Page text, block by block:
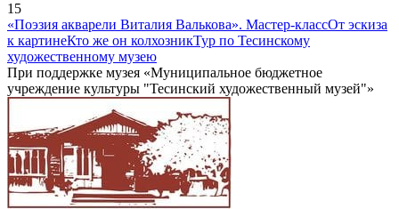
15
«Поэзия акварели Виталия Валькова». Мастер-классОт эскиза
к картинеКто же он колхозникТур по Тесинскому
художественному музею
При поддержке музея «Муниципальное бюджетное
учреждение культуры "Тесинский художественный музей"»